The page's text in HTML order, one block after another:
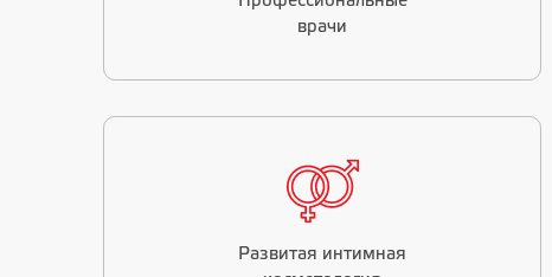
врачи
Развитая интимная